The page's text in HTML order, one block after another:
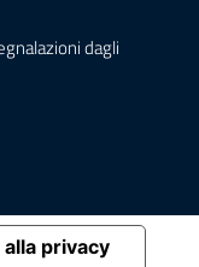
dagli
privacy